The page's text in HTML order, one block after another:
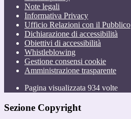
Note legali
Informativa Privacy
Ufficio Relazioni con il Pubblico
Dichiarazione di accessibilità
Obiettivi di accessibilità
Whistleblowing
Gestione consensi cookie
Amministrazione trasparente
Pagina visualizzata 934 volte
Sezione Copyright